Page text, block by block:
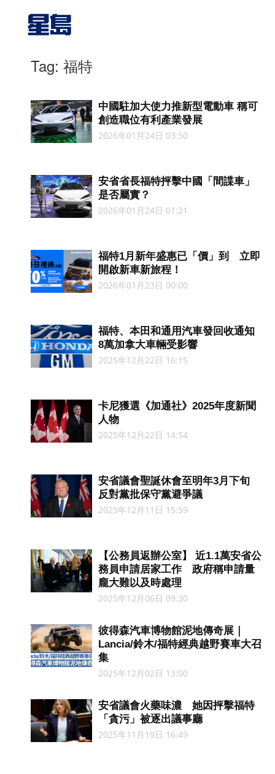
Tag: 福特
中國駐加大使力推新型電動車 稱可
創造職位有利產業發展
2026年01月24日 03:50
安省省長福特抨擊中國「間諜車」
是否屬實？
2026年01月24日 01:21
福特1月新年盛惠已「價」到 立即
開啟新車新旅程！
2026年01月23日 00:00
福特、本田和通用汽車發回收通知
8萬加拿大車輛受影響
2025年12月22日 16:15
卡尼獲選《加通社》2025年度新聞
人物
2025年12月22日 14:54
安省議會聖誕休會至明年3月下旬
反對黨批保守黨避爭議
2025年12月11日 15:59
【公務員返辦公室】 近1.1萬安省公
務員申請居家工作 政府稱申請量
龐大難以及時處理
2025年12月06日 09:30
彼得森汽車博物館泥地傳奇展｜
Lancia/鈴木/福特經典越野賽車大召
集
2025年12月02日 13:00
安省議會火藥味濃 她因抨擊福特
「貪污」被逐出議事廳
2025年11月19日 16:49